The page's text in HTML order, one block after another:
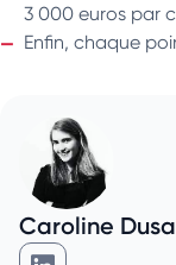
3 000 euros par
Enfin, chaque
Caroline